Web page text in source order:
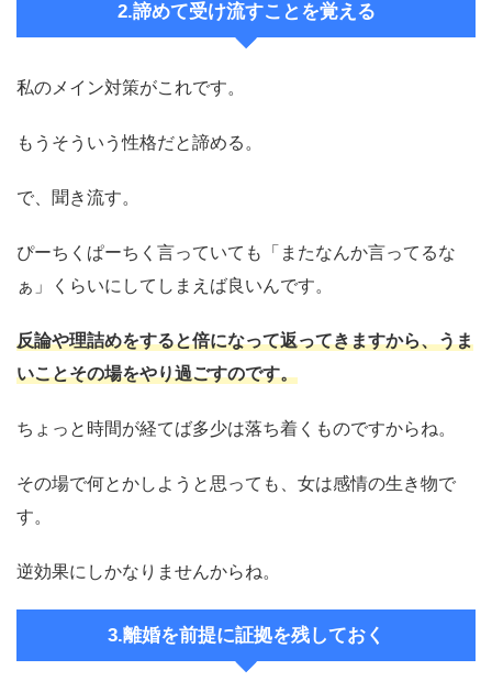
2.諦めて受け流すことを覚える
私のメイン対策がこれです。
もうそういう性格だと諦める。
で、聞き流す。
ぴーちくぱーちく言っていても「またなんか言ってるな
ぁ」くらいにしてしまえば良いんです。
反論や理詰めをすると倍になって返ってきますから、うま
いことその場をやり過ごすのです。
ちょっと時間が経てば多少は落ち着くものですからね。
その場で何とかしようと思っても、女は感情の生き物で
す。
逆効果にしかなりませんからね。
3.離婚を前提に証拠を残しておく